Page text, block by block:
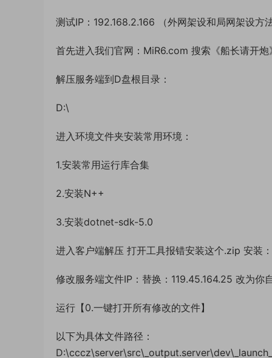
测试IP：192.168.2.166 （外网架设和局网架设方
首先进入我们官网：MiR6.com 搜索《船长请开
解压服务端到D盘根目录：
D:\
进入环境文件夹安装常用环境：
1.安装常用运行库合集
2.安装N++
3.安装dotnet-sdk-5.0
进入客户端解压 打开工具报错安装这个.zip 安
修改服务端文件IP：替换：119.45.164.25 改为你
运行【0.一键打开所有修改的文件】
以下为具体文件路径：